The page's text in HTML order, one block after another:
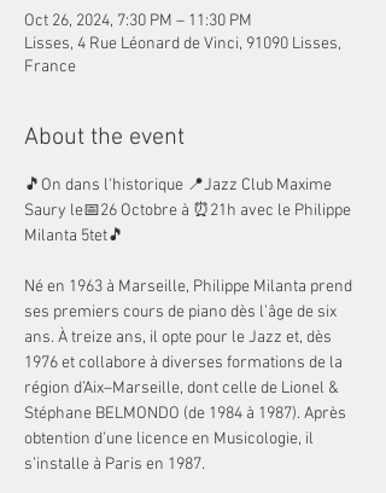
Oct 26, 2024, 7:30 PM – 11:30 PM
Lisses, 4 Rue Léonard de Vinci, 91090 Lisses,
France
About the event
🎵On dans l'historique 📍Jazz Club Maxime
Saury le📅26 Octobre à ⏰21h avec le Philippe
Milanta 5tet🎵
Né en 1963 à Marseille, Philippe Milanta prend
ses premiers cours de piano dès l’âge de six
ans. À treize ans, il opte pour le Jazz et, dès
1976 et collabore à diverses formations de la
région d’Aix–Marseille, dont celle de Lionel &
Stéphane BELMONDO (de 1984 à 1987). Après
obtention d’une licence en Musicologie, il
s’installe à Paris en 1987.